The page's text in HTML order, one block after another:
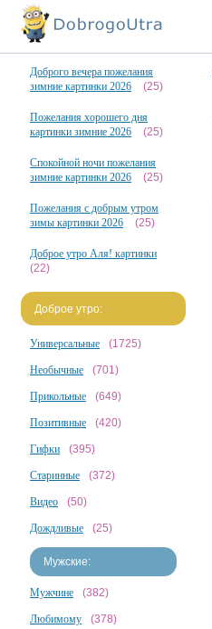
Доброго вечера пожелания
зимние картинки 2026
(25)
Пожелания хорошего дня
картинки зимние 2026
(25)
Спокойной ночи пожелания
зимние картинки 2026
(25)
Пожелания с добрым утром
зимы картинки 2026
(25)
Доброе утро Аля! картинки
(22)
Доброе утро:
Универсальные (1725)
Необычные (701)
Прикольные (649)
Позитивные (420)
Гифки (395)
Старинные (372)
Видео (50)
Дождливые (25)
Мужские:
Мужчине (382)
Любимому (378)